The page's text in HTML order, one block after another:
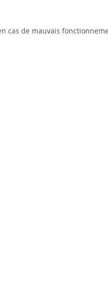
cas de mauvais